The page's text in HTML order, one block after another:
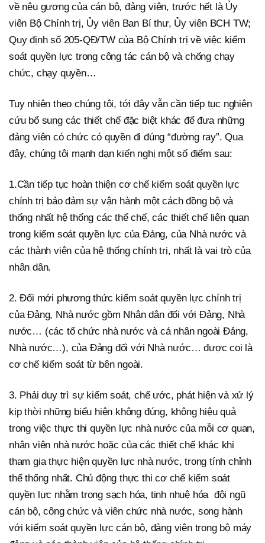
về nêu gương của cán bộ, đảng viên, trước hết là Ủy
viên Bộ Chính trị, Ủy viên Ban Bí thư, Ủy viên BCH TW;
Quy định số 205-QĐ/TW của Bộ Chính trị về việc kiểm
soát quyền lực trong công tác cán bộ và chống chạy
chức, chạy quyền…
Tuy nhiên theo chúng tôi, tới đây vẫn cần tiếp tục nghiên
cứu bổ sung các thiết chế đặc biệt khác để đưa những
đảng viên có chức có quyền đi đúng “đường ray”. Qua
đây, chúng tôi mạnh dạn kiến nghị một số điểm sau:
1.Cần tiếp tục hoàn thiện cơ chế kiểm soát quyền lực
chính trị bảo đảm sự vận hành một cách đồng bộ và
thống nhất hệ thống các thể chế, các thiết chế liên quan
trong kiểm soát quyền lực của Đảng, của Nhà nước và
các thành viên của hệ thống chính trị, nhất là vai trò của
nhân dân.
2. Đổi mới phương thức kiểm soát quyền lực chính trị
của Đảng, Nhà nước gồm Nhân dân đối với Đảng, Nhà
nước… (các tổ chức nhà nước và cá nhân ngoài Đảng,
Nhà nước…), của Đảng đối với Nhà nước… được coi là
cơ chế kiểm soát từ bên ngoài.
3. Phải duy trì sự kiểm soát, chế ước, phát hiện và xử lý
kịp thời những biểu hiện không đúng, không hiệu quả
trong việc thực thi quyền lực nhà nước của mỗi cơ quan,
nhân viên nhà nước hoặc của các thiết chế khác khi
tham gia thực hiện quyền lực nhà nước, trong tính chỉnh
thể thống nhất. Chủ động thực thi cơ chế kiểm soát
quyền lực nhằm trong sạch hóa, tinh nhuệ hóa đội ngũ
cán bộ, công chức và viên chức nhà nước, song hành
với kiểm soát quyền lực cán bộ, đảng viên trong bộ máy